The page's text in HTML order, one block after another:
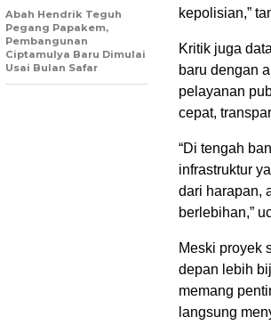
kepolisian,”
Kritik juga
baru dengan
pelayanan
cepat,
“Di tengah
infrastruktur
dari harapan,
berlebihan,”
Meski proyek
depan lebih
memang
langsung
Abah Hendrik Teguh
Pegang Papakem,
Pembangunan
Ciptamulya Baru Dimulai
Usai Bulan Safar